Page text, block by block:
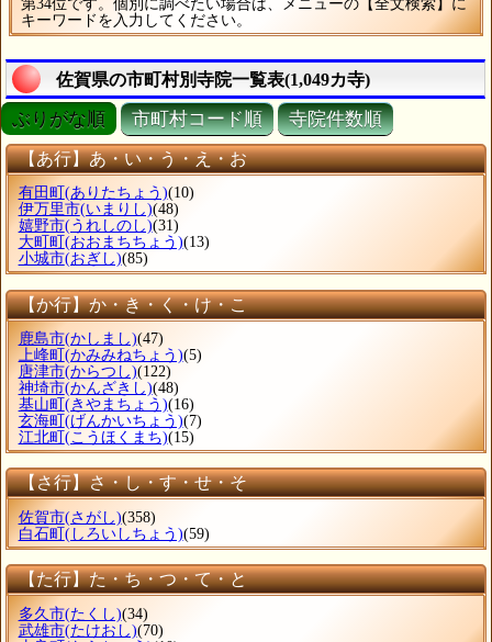
第34位です。個別に調べたい場合は、メニューの【全文検索】に
キーワードを入力してください。
佐賀県の市町村別寺院一覧表(1,049カ寺)
ぶりがな順 市町村コード順 寺院件数順
【あ行】あ・い・う・え・お
有田町 (ありたちょう)(10)
伊万里市(いまりし)(48)
嬉野市(うれしのし)(31)
大町町 (おおまちちょう)(13)
小城市(おぎし)(85)
【か行】か・き・く・け・こ
鹿島市(かしまし)(47)
上峰町 (かみみねちょう)(5)
唐津市(からつし)(122)
神埼市(かんざきし)(48)
基山町 (きやまちょう)(16)
玄海町 (げんかいちょう)(7)
江北町 (こうほくまち)(15)
【さ行】さ・し・す・せ・そ
佐賀市(さがし)(358)
白石町 (しろいしちょう)(59)
【た行】た・ち・つ・て・と
多久市(たくし)(34)
武雄市(たけおし)(70)